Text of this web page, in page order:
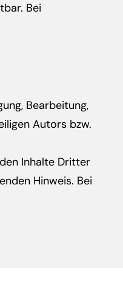
Bei
Bearbeitung,
Autors bzw.
Inhalte Dritter
Hinweis. Bei